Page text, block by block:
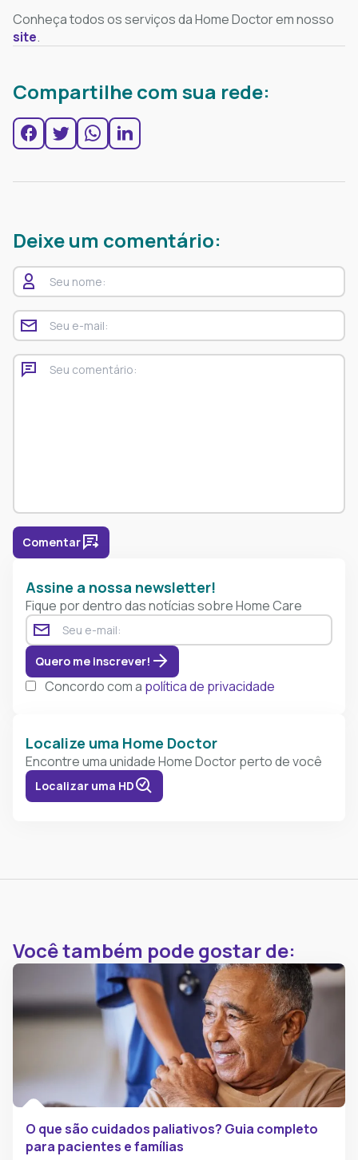
Conheça todos os serviços da Home Doctor em nosso
site.
Compartilhe com sua rede:
Deixe um comentário:
Comentar
Assine a nossa newsletter!
Fique por dentro das notícias sobre Home Care
Quero me inscrever!
Concordo com a política de privacidade
Localize uma Home Doctor
Encontre uma unidade Home Doctor perto de você
Localizar uma HD
Você também pode gostar de:
O que são cuidados paliativos? Guia completo
para pacientes e famílias